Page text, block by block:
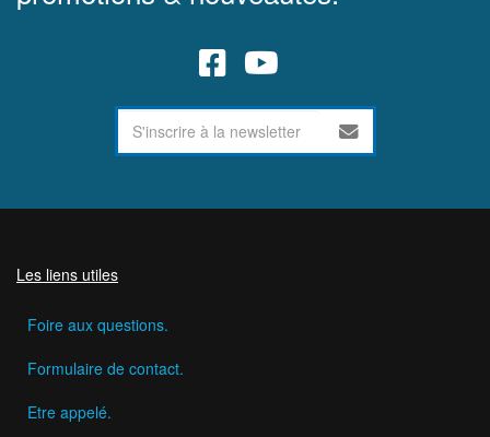
Les liens utiles
Foire aux questions.
Formulaire de contact.
Etre appelé.